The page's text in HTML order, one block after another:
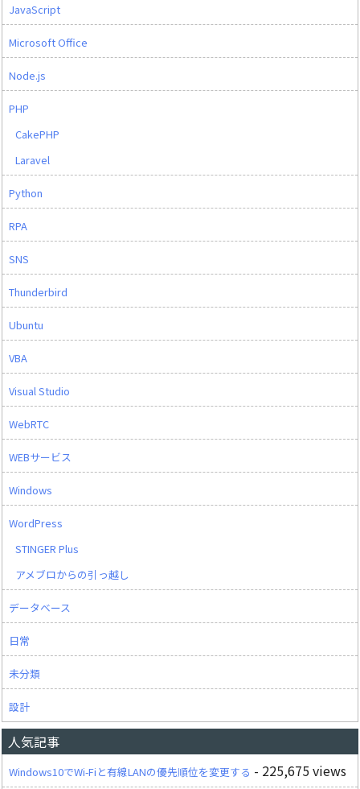
JavaScript
Microsoft Office
Node.js
PHP
CakePHP
Laravel
Python
RPA
SNS
Thunderbird
Ubuntu
VBA
Visual Studio
WebRTC
WEBサービス
Windows
WordPress
STINGER Plus
アメブロからの引っ越し
データベース
日常
未分類
設計
人気記事
Windows10でWi-Fiと有線LANの優先順位を変更する - 225,675 views